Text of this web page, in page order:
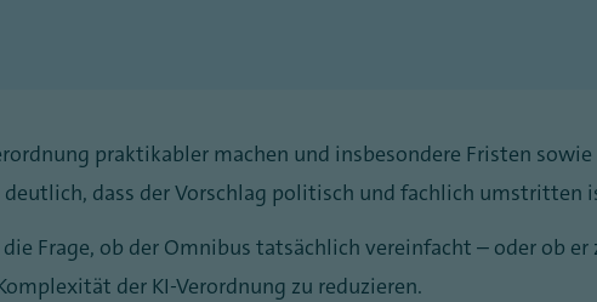
praktikabler machen und insbesondere Fristen
dass der Vorschlag politisch und fachlich umstritten
Frage, ob der Omnibus tatsächlich vereinfacht – oder ob
der KI-Verordnung zu reduzieren.